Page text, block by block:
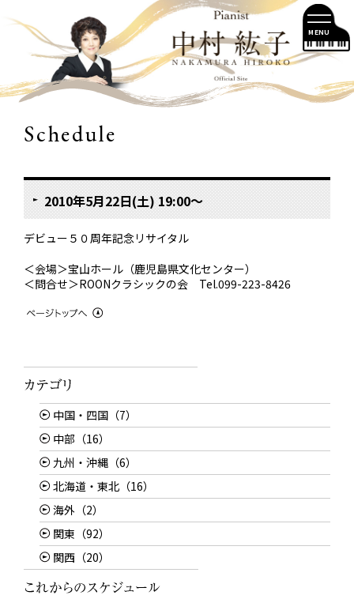
Schedule
2010年5月22日(土) 19:00〜
デビュー５０周年記念リサイタル
＜会場＞宝山ホール（鹿児島県文化センター）
＜問合せ＞ROONクラシックの会 Tel.099-223-8426
中国・四国（7）
中部（16）
九州・沖縄（6）
北海道・東北（16）
海外（2）
関東（92）
関西（20）
MENU